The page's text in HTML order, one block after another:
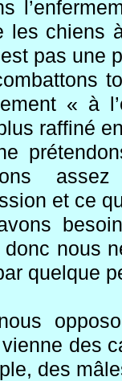
les chiens
pas une
« à
raffiné
et ce
donc nous
quelque
vienne des
des